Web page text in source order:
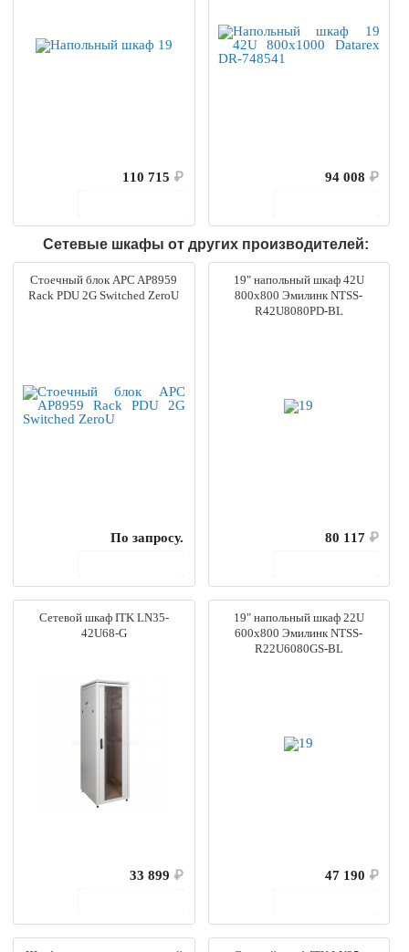
110 715 ₽
94 008 ₽
Сетевые шкафы от других производителей:
Стоечный блок APC AP8959
Rack PDU 2G Switched ZeroU
По запросу.
19" напольный шкаф 42U
800x800 Эмилинк NTSS-
R42U8080PD-BL
80 117 ₽
Сетевой шкаф ITK LN35-
42U68-G
33 899 ₽
19" напольный шкаф 22U
600x800 Эмилинк NTSS-
R22U6080GS-BL
47 190 ₽